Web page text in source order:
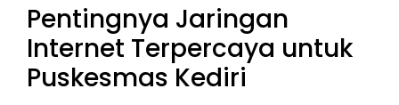
Pentingnya Jaringan
Internet Terpercaya untuk
Puskesmas Kediri